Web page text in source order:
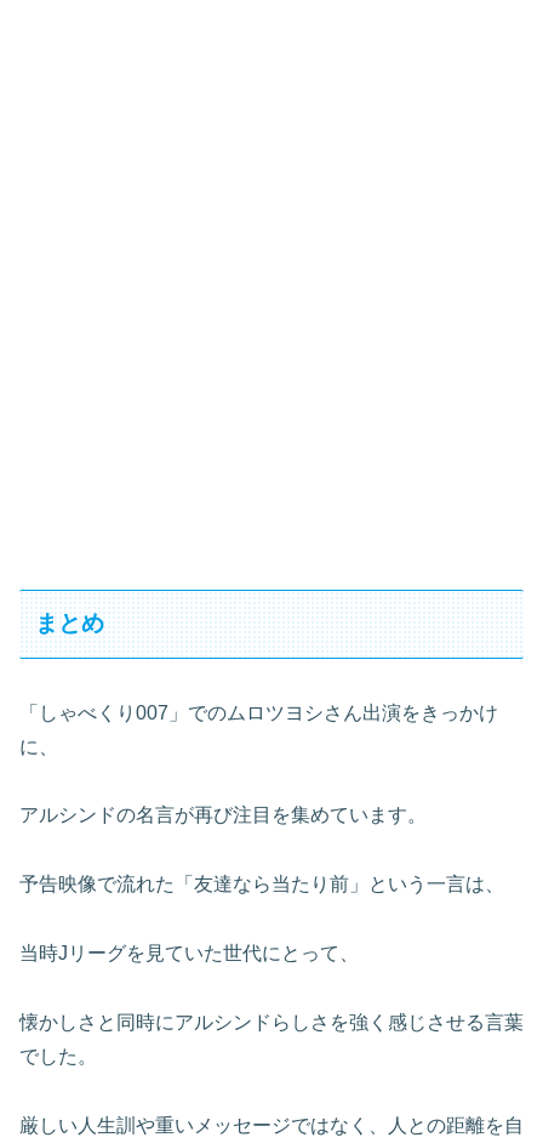
まとめ
「しゃべくり007」でのムロツヨシさん出演をきっかけ
に、
アルシンドの名言が再び注目を集めています。
予告映像で流れた「友達なら当たり前」という一言は、
当時Jリーグを見ていた世代にとって、
懐かしさと同時にアルシンドらしさを強く感じさせる言葉
でした。
厳しい人生訓や重いメッセージではなく、人との距離を自